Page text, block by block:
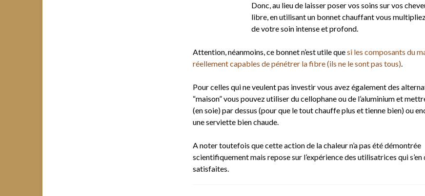
Donc, au lieu de laisser poser vos soins sur vos
libre, en utilisant un bonnet chauffant vous
de votre soin intense et profond.
Attention, néanmoins, ce bonnet n’est utile quesi les composants du
réellement capables de pénétrer la fibre (ils ne le sont pas tous).
Pour celles qui ne veulent pas investir vous avez également des
“maison” vous pouvez utiliser du cellophane ou de l’aluminium et
(en soie) par dessus (pour que le tout chauffe plus et tienne bien) ou
une serviette bien chaude.
A noter toutefois que cette action de la chaleur n’a pas été démontrée
scientifiquement mais repose sur l’expérience des utilisatrices qui s’en
satisfaites.